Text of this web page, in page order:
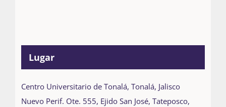
Lugar
Centro Universitario de Tonalá, Tonalá, Jalisco
Nuevo Perif. Ote. 555, Ejido San José, Tateposco,